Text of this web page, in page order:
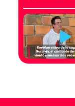
digitales,
directa sobre
investigación
temor de un
mensajes y